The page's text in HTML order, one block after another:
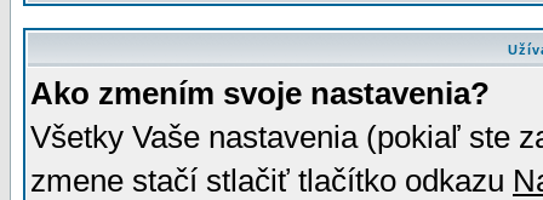
Ako zmením svoje nastavenia?
Všetky Vaše nastavenia (pokiaľ ste
zmene stačí stlačiť tlačítko odkazu